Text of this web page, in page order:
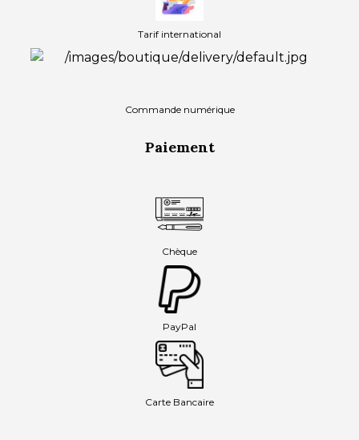
Tarif international
Commande numérique
Paiement
Chèque
PayPal
Carte Bancaire